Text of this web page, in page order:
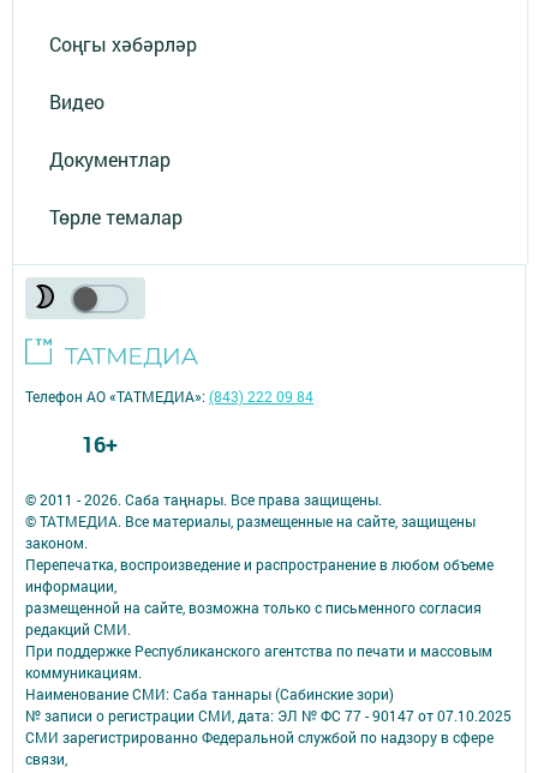
Соңгы хәбәрләр
Видео
Документлар
Төрле темалар
© 2011 - 2026. Саба таңнары. Все права защищены.
© ТАТМЕДИА. Все материалы, размещенные на сайте, защищены
законом.
Перепечатка, воспроизведение и распространение в любом объеме
информации,
размещенной на сайте, возможна только с письменного согласия
редакций СМИ.
При поддержке Республиканского агентства по печати и массовым
коммуникациям.
Наименование СМИ: Саба таннары (Сабинские зори)
№ записи о регистрации СМИ, дата: ЭЛ № ФС 77 - 90147 от 07.10.2025
СМИ зарегистрированно Федеральной службой по надзору в сфере
связи,
Телефон АО «ТАТМЕДИА»:(843) 222 09 84
16+